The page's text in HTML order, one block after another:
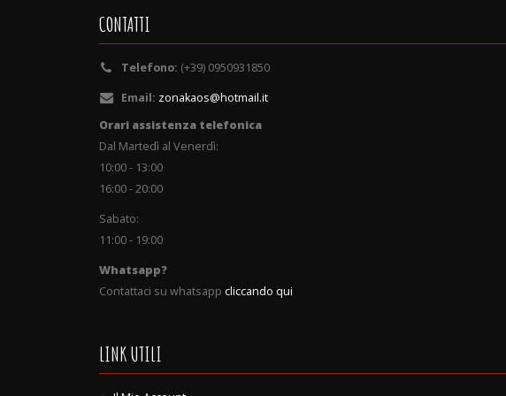
CONTATTI
Telefono: (+39) 0950931850
Email: zonakaos@hotmail.it
Orari assistenza telefonica
Dal Martedì al Venerdì:
10:00 - 13:00
16:00 - 20:00
Sabato:
11:00 - 19:00
Whatsapp?
Contattaci su whatsapp cliccando qui
LINK UTILI